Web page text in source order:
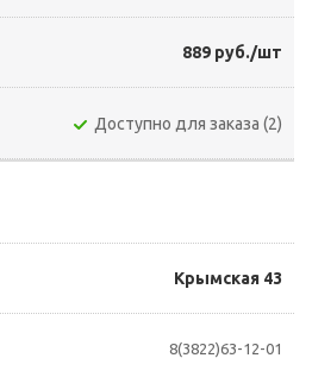
889 руб./шт
Доступно для заказа (2)
Крымская 43
8(3822)63-12-01